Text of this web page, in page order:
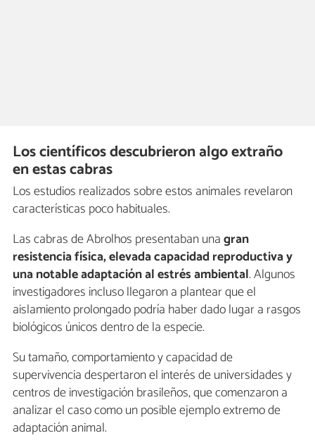
Los científicos descubrieron algo extraño
en estas cabras
Los estudios realizados sobre estos animales revelaron
características poco habituales.
Las cabras de Abrolhos presentaban unagran
resistencia física, elevada capacidad reproductiva y
una notable adaptación al estrés ambiental. Algunos
investigadores incluso llegaron a plantear que el
aislamiento prolongado podría haber dado lugar a rasgos
biológicos únicos dentro de la especie.
Su tamaño, comportamiento y capacidad de
supervivencia despertaron el interés de universidades y
centros de investigación brasileños, que comenzaron a
analizar el caso como un posible ejemplo extremo de
adaptación animal.